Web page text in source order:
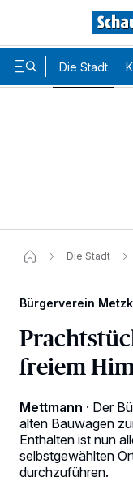
Die Stadt
Die Stadt
Bürgerverein
freiem
Mettmann · Der
alten Bauwagen
Enthalten ist nun
selbstgewählten
durchzuführen.
Wir und unsere218-
personenbezogene
Kennungen auf Ihrem
Tracking-Technologien
verarbeiten Daten, um
Zwecke. Wenn Tracker